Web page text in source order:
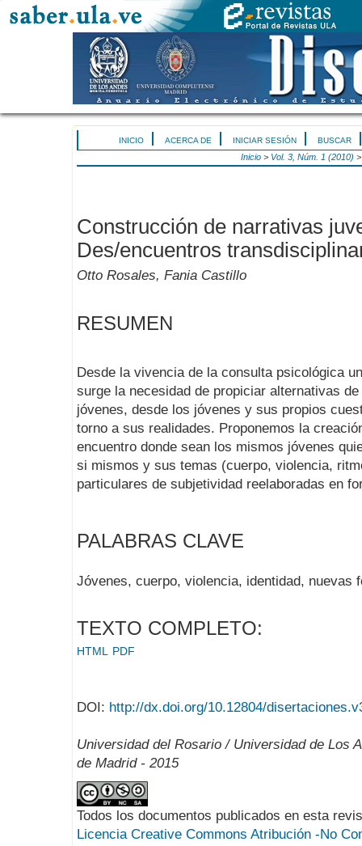
INICIO ACERCA DE INICIAR SESIÓN BUSCAR
Inicio > Vol. 3, Núm. 1 (2010)
Construcción de narrativas
Des/encuentros
Otto Rosales, Fania Castillo
RESUMEN
Desde la vivencia de la consulta psicológica
surge la necesidad de propiciar alternativas
jóvenes, desde los jóvenes y sus propios
torno a sus realidades. Proponemos la
encuentro donde sean los mismos jóvenes
si mismos y sus temas (cuerpo, violencia,
particulares de subjetividad reelaboradas en
PALABRAS CLAVE
Jóvenes, cuerpo, violencia, identidad, nuevas
TEXTO COMPLETO:
HTML PDF
DOI: http://dx.doi.org/10.12804/
Universidad del Rosario / Universidad de Los
de Madrid - 2015
Todos los documentos publicados en esta
Licencia Creative Commons Atribución -No